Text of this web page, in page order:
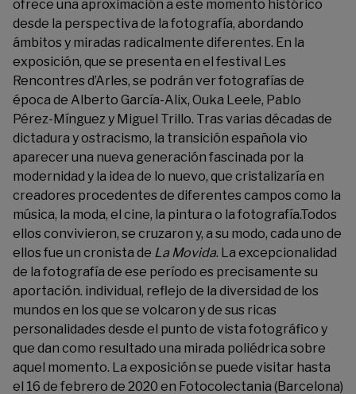
ofrece una aproximación a este momento histórico
desde la perspectiva de la fotografía, abordando
ámbitos y miradas radicalmente diferentes. En la
exposición, que se presenta en el festival Les
Rencontres d’Arles, se podrán ver fotografías de
época de Alberto García-Alix, Ouka Leele, Pablo
Pérez-Mínguez y Miguel Trillo. Tras varias décadas de
dictadura y ostracismo, la transición española vio
aparecer una nueva generación fascinada por la
modernidad y la idea de lo nuevo, que cristalizaría en
creadores procedentes de diferentes campos como la
música, la moda, el cine, la pintura o la fotografía.Todos
ellos convivieron, se cruzaron y, a su modo, cada uno de
ellos fue un cronista de La Movida. La excepcionalidad
de la fotografía de ese período es precisamente su
aportación. individual, reflejo de la diversidad de los
mundos en los que se volcaron y de sus ricas
personalidades desde el punto de vista fotográfico y
que dan como resultado una mirada poliédrica sobre
aquel momento. La exposición se puede visitar hasta
el 16 de febrero de 2020 en Fotocolectania (Barcelona)